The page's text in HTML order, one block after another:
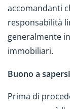
accomandanti
responsabilità
generalmente
immobiliari.
Buono a
Prima di